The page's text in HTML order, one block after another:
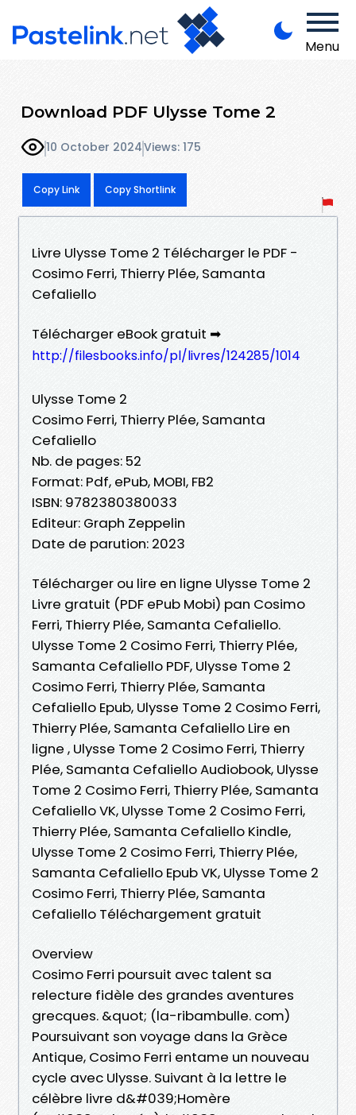
Menu
Download PDF Ulysse Tome 2
10 October 2024Views: 175
Copy Link Copy Shortlink
Livre Ulysse Tome 2 Télécharger le PDF -
Cosimo Ferri, Thierry Plée, Samanta
Cefaliello
Télécharger eBook gratuit ➡
http://filesbooks.info/pl/livres/124285/1014
Ulysse Tome 2
Cosimo Ferri, Thierry Plée, Samanta
Cefaliello
Nb. de pages: 52
Format: Pdf, ePub, MOBI, FB2
ISBN: 9782380380033
Editeur: Graph Zeppelin
Date de parution: 2023
Télécharger ou lire en ligne Ulysse Tome 2
Livre gratuit (PDF ePub Mobi) pan Cosimo
Ferri, Thierry Plée, Samanta Cefaliello.
Ulysse Tome 2 Cosimo Ferri, Thierry Plée,
Samanta Cefaliello PDF, Ulysse Tome 2
Cosimo Ferri, Thierry Plée, Samanta
Cefaliello Epub, Ulysse Tome 2 Cosimo Ferri,
Thierry Plée, Samanta Cefaliello Lire en
ligne , Ulysse Tome 2 Cosimo Ferri, Thierry
Plée, Samanta Cefaliello Audiobook, Ulysse
Tome 2 Cosimo Ferri, Thierry Plée, Samanta
Cefaliello VK, Ulysse Tome 2 Cosimo Ferri,
Thierry Plée, Samanta Cefaliello Kindle,
Ulysse Tome 2 Cosimo Ferri, Thierry Plée,
Samanta Cefaliello Epub VK, Ulysse Tome 2
Cosimo Ferri, Thierry Plée, Samanta
Cefaliello Téléchargement gratuit
Overview
Cosimo Ferri poursuit avec talent sa
relecture fidèle des grandes aventures
grecques. &quot; (la-ribambulle. com)
Poursuivant son voyage dans la Grèce
Antique, Cosimo Ferri entame un nouveau
cycle avec Ulysse. Suivant à la lettre le
célèbre livre d&#039;Homère